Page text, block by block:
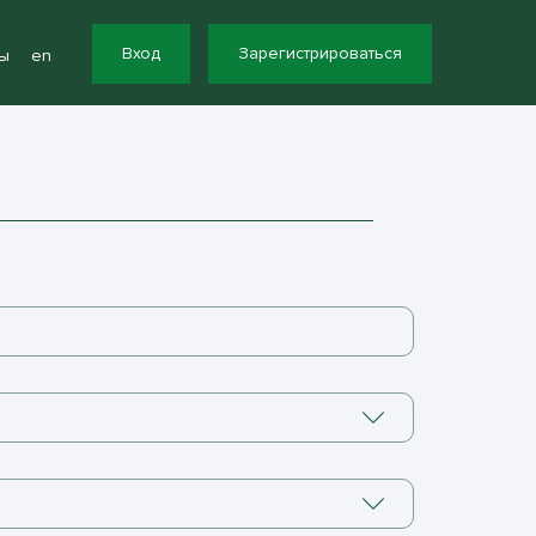
en Вход Зарегистрироваться